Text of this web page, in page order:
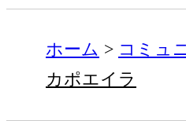
ホーム コミュ
カポエイラ